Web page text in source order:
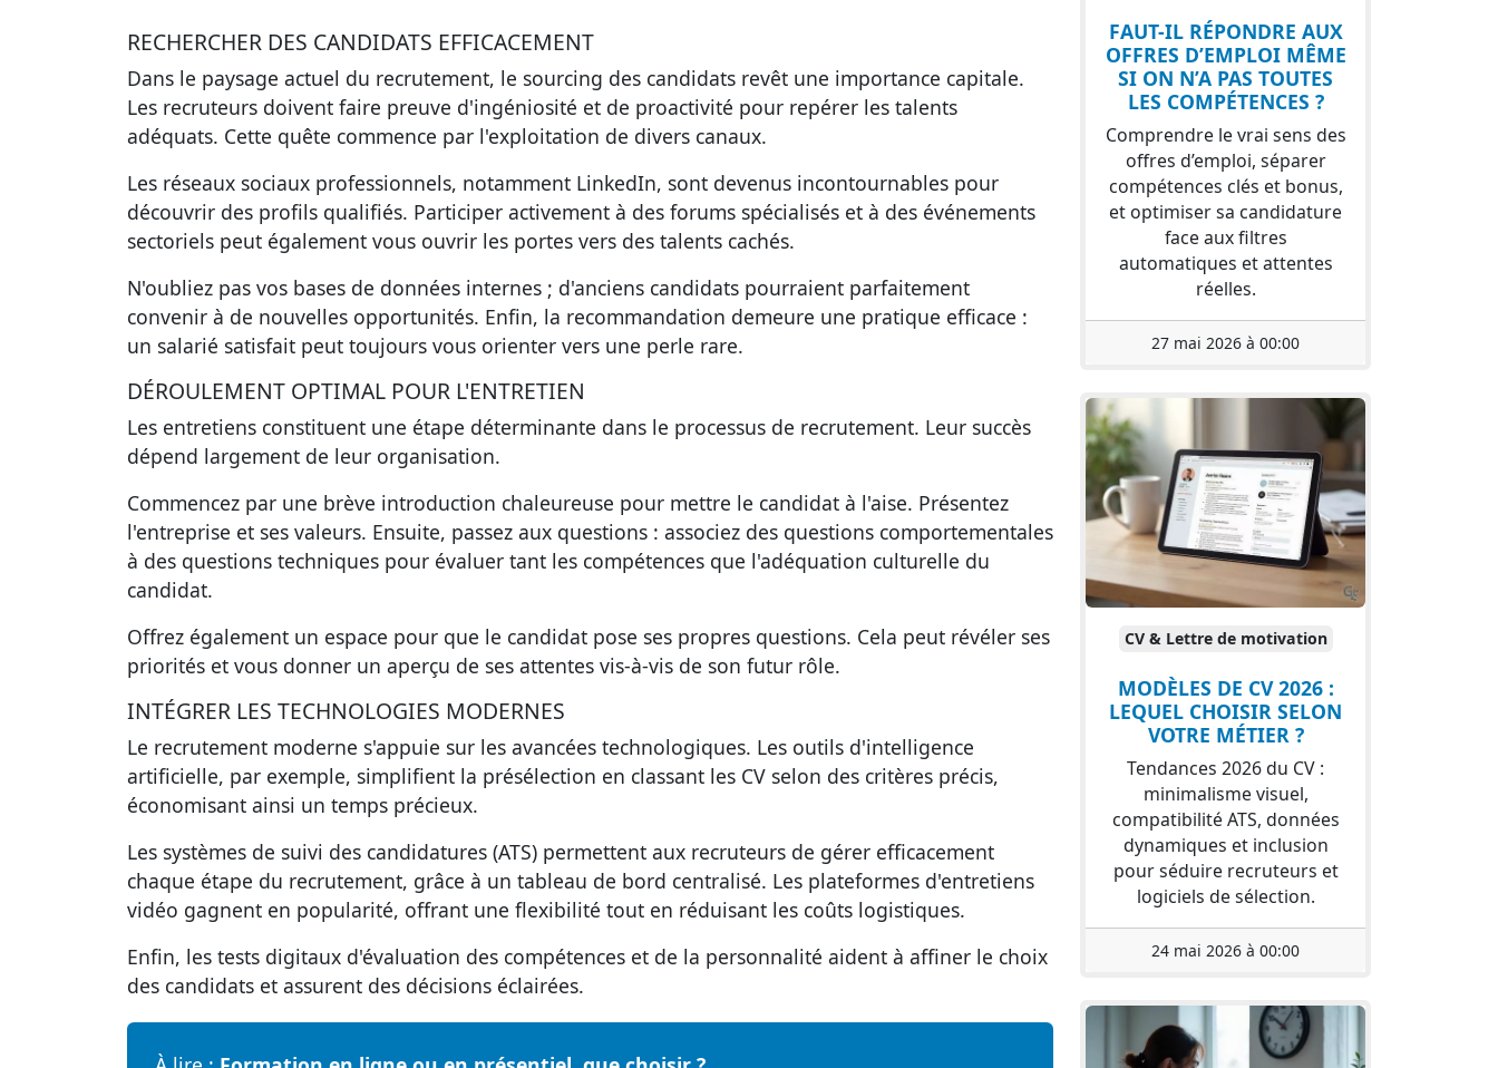
RECHERCHER DES CANDIDATS EFFICACEMENT
Dans le paysage actuel du recrutement, le sourcing des candidats revêt une importance capitale.
Les recruteurs doivent faire preuve d'ingéniosité et de proactivité pour repérer les talents
adéquats. Cette quête commence par l'exploitation de divers canaux.
Les réseaux sociaux professionnels, notamment LinkedIn, sont devenus incontournables pour
découvrir des profils qualifiés. Participer activement à des forums spécialisés et à des événements
sectoriels peut également vous ouvrir les portes vers des talents cachés.
N'oubliez pas vos bases de données internes ; d'anciens candidats pourraient parfaitement
convenir à de nouvelles opportunités. Enfin, la recommandation demeure une pratique efficace :
un salarié satisfait peut toujours vous orienter vers une perle rare.
DÉROULEMENT OPTIMAL POUR L'ENTRETIEN
Les entretiens constituent une étape déterminante dans le processus de recrutement. Leur succès
dépend largement de leur organisation.
Commencez par une brève introduction chaleureuse pour mettre le candidat à l'aise. Présentez
l'entreprise et ses valeurs. Ensuite, passez aux questions : associez des questions comportementales
à des questions techniques pour évaluer tant les compétences que l'adéquation culturelle du
candidat.
Offrez également un espace pour que le candidat pose ses propres questions. Cela peut révéler ses
priorités et vous donner un aperçu de ses attentes vis-à-vis de son futur rôle.
INTÉGRER LES TECHNOLOGIES MODERNES
Le recrutement moderne s'appuie sur les avancées technologiques. Les outils d'intelligence
artificielle, par exemple, simplifient la présélection en classant les CV selon des critères précis,
économisant ainsi un temps précieux.
Les systèmes de suivi des candidatures (ATS) permettent aux recruteurs de gérer efficacement
chaque étape du recrutement, grâce à un tableau de bord centralisé. Les plateformes d'entretiens
vidéo gagnent en popularité, offrant une flexibilité tout en réduisant les coûts logistiques.
Enfin, les tests digitaux d'évaluation des compétences et de la personnalité aident à affiner le choix
des candidats et assurent des décisions éclairées.
FAUT-IL RÉPONDRE AUX
OFFRES D’EMPLOI MÊME
SI ON N’A PAS TOUTES
LES COMPÉTENCES ?
Comprendre le vrai sens des
offres d’emploi, séparer
compétences clés et bonus,
et optimiser sa candidature
face aux filtres
automatiques et attentes
réelles.
27 mai 2026 à 00:00
CV & Lettre de motivation
MODÈLES DE CV 2026 :
LEQUEL CHOISIR SELON
VOTRE MÉTIER ?
Tendances 2026 du CV :
minimalisme visuel,
compatibilité ATS, données
dynamiques et inclusion
pour séduire recruteurs et
logiciels de sélection.
24 mai 2026 à 00:00